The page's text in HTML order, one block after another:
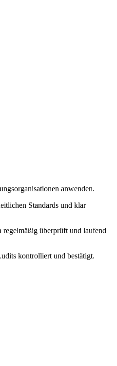
anwenden.
Standards und klar
überprüft und laufend
kontrolliert und bestätigt.